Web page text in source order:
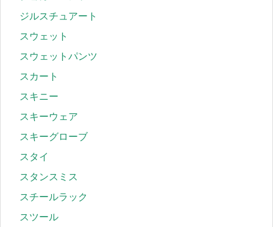
ジルスチュアート
スウェット
スウェットパンツ
スカート
スキニー
スキーウェア
スキーグローブ
スタイ
スタンスミス
スチールラック
スツール